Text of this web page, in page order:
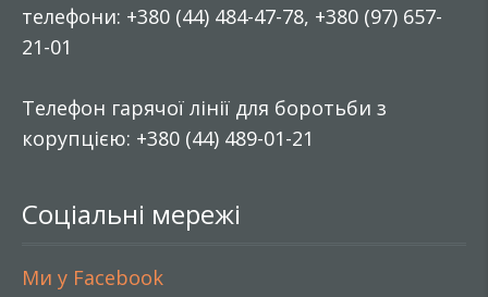
телефони: +380 (44) 484-47-78, +380 (97) 657-
21-01
Телефон гарячої лінії для боротьби з
корупцією: +380 (44) 489-01-21
Соціальні мережі
Ми у Facebook